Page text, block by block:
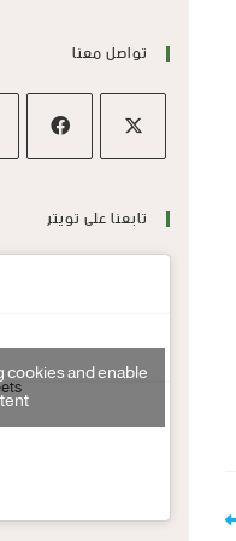
تواصل معنا
تابعنا على تويتر
and enable